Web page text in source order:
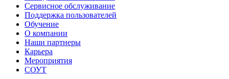
Сервисное обслуживание
Поддержка пользователей
Обучение
О компании
Наши партнеры
Карьера
Мероприятия
СОУТ